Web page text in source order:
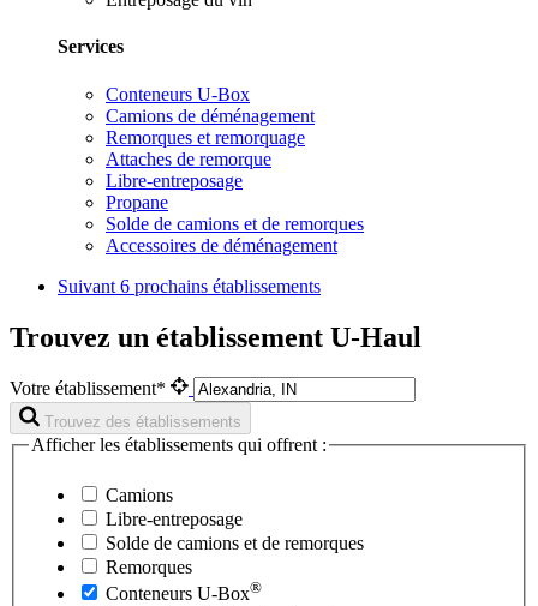
Services
Conteneurs U-Box
Camions de déménagement
Remorques et remorquage
Attaches de remorque
Libre-entreposage
Propane
Solde de camions et de remorques
Accessoires de déménagement
Suivant 6 prochains établissements
Trouvez un établissement U-Haul
Votre établissement*
Trouvez des établissements
Afficher les établissements qui offrent :
Camions
Libre-entreposage
Solde de camions et de remorques
Remorques
Conteneurs U-Box®